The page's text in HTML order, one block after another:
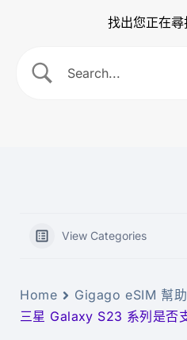
找出您正在尋
View Categories
Home Gigago eSIM 幫
三星 Galaxy S23 系列是否